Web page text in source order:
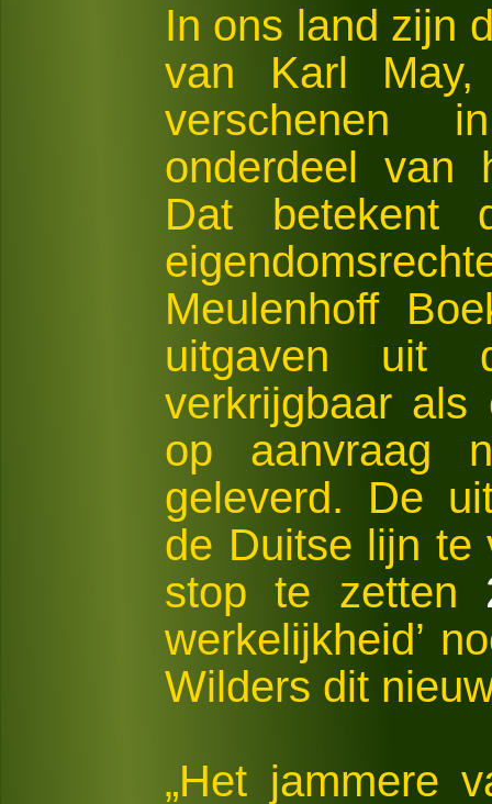
In ons land zijn
van Karl
verschenen
onderdeel van
Dat betekent
Meulenhoff
uitgaven uit
verkrijgbaar
op aanvraag
geleverd. De
de Duitse lijn te
stop te zetten
werkelijkheid’
Wilders dit
„Het jammere